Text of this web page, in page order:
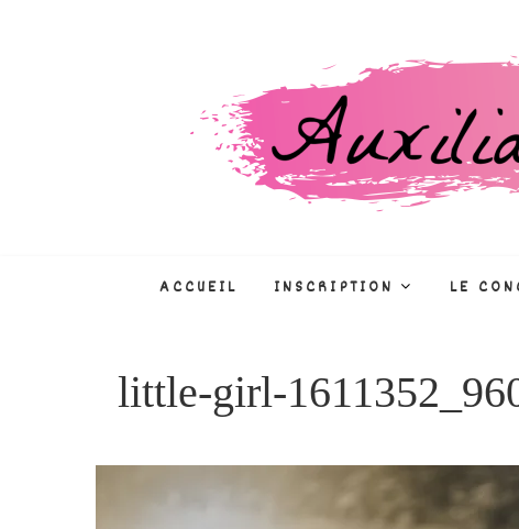
ACCUEIL INSCRIPTION LE
little-girl-